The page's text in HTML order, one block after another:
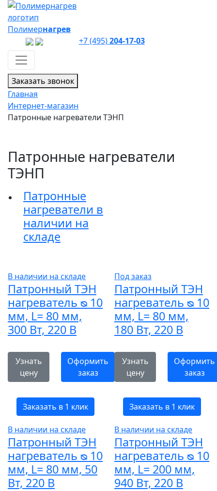
Полимернагрев
+7 (495)204-17-03
Заказать звонок
Главная
Интернет-магазин
Патронные нагреватели ТЭНП
Патронные нагреватели
ТЭНП
Патронные
нагреватели в
наличии на
складе
В наличии на складе
Патронный ТЭН
нагреватель ᴓ 10
мм, L= 80 мм,
300 Вт, 220 В
Узнать
цену
Оформить
заказ
Заказать в 1 клик
Под заказ
Патронный ТЭН
нагреватель ᴓ 10
мм, L= 80 мм,
180 Вт, 220 В
Узнать
цену
Оформить
заказ
Заказать в 1 клик
В наличии на складе
Патронный ТЭН
нагреватель ᴓ 10
мм, L= 80 мм, 50
Вт, 220 В
В наличии на складе
Патронный ТЭН
нагреватель ᴓ 10
мм, L= 200 мм,
940 Вт, 220 В